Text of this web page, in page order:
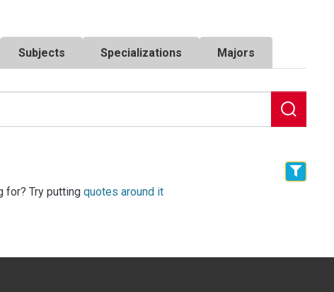
Subjects Specializations Majors
for? Try putting quotes around it